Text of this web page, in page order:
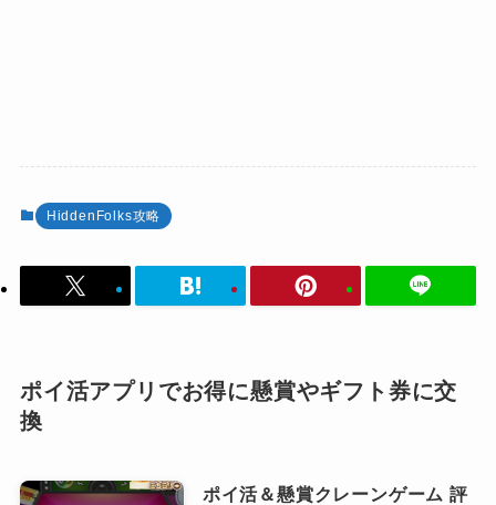
HiddenFolks攻略
ポイ活アプリでお得に懸賞やギフト券に交
換
ポイ活＆懸賞クレーンゲーム 評